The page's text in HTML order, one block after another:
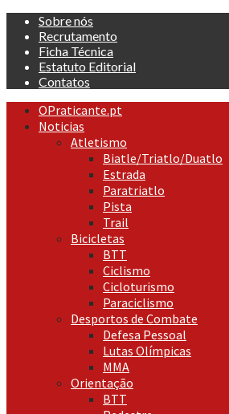
Skip
content
Sobre nós
Recrutamento
Ficha Técnica
Estatuto Editorial
Contatos
Primary
Menu
OPraticante.pt
Noticias
Atletismo
Biatle/Triatlo/Duatlo
Estrada
Paratriatlo
Pista
Trail
Bicicletas
BTT
Ciclismo
Cicloturismo
Paraciclismo
Desportos de Combate
Defesa Pessoal
Lutas Olímpicas
MMA
Orientação
BTT